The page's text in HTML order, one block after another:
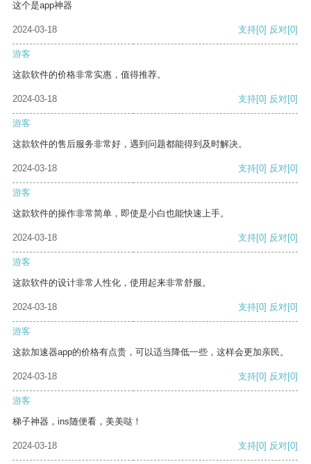
这个是app神器
2024-03-18 支持[0] 反对[0]
游客
这款软件的价格非常实惠，值得推荐。
2024-03-18 支持[0] 反对[0]
游客
这款软件的售后服务非常好，遇到问题都能得到及时解决。
2024-03-18 支持[0] 反对[0]
游客
这款软件的操作非常简单，即使是小白也能快速上手。
2024-03-18 支持[0] 反对[0]
游客
这款软件的设计非常人性化，使用起来非常舒服。
2024-03-18 支持[0] 反对[0]
游客
这款加速器app的价格有点贵，可以适当降低一些，这样会更加亲民。
2024-03-18 支持[0] 反对[0]
游客
梯子神器，ins随便看，美美哒！
2024-03-18 支持[0] 反对[0]